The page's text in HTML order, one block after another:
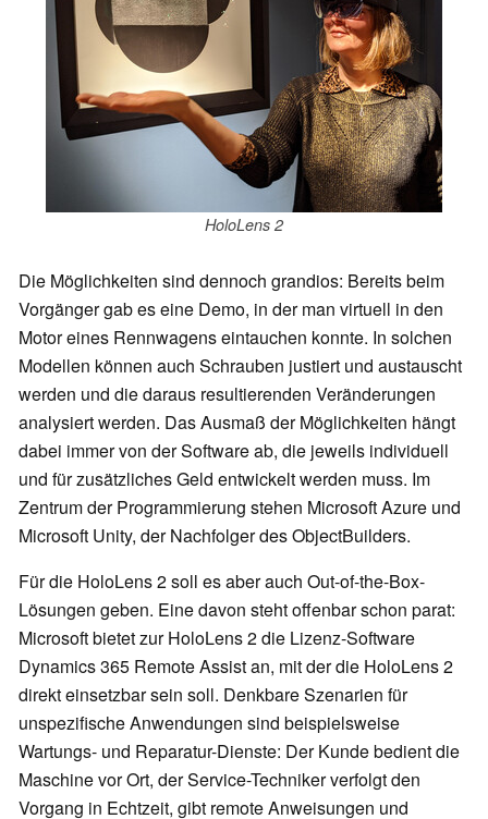
HoloLens 2
Die Möglichkeiten sind dennoch grandios: Bereits beim
Vorgänger gab es eine Demo, in der man virtuell in den
Motor eines Rennwagens eintauchen konnte. In solchen
Modellen können auch Schrauben justiert und austauscht
werden und die daraus resultierenden Veränderungen
analysiert werden. Das Ausmaß der Möglichkeiten hängt
dabei immer von der Software ab, die jeweils individuell
und für zusätzliches Geld entwickelt werden muss. Im
Zentrum der Programmierung stehen Microsoft Azure und
Microsoft Unity, der Nachfolger des ObjectBuilders.
Für die HoloLens 2 soll es aber auch Out-of-the-Box-
Lösungen geben. Eine davon steht offenbar schon parat:
Microsoft bietet zur HoloLens 2 die Lizenz-Software
Dynamics 365 Remote Assist an, mit der die HoloLens 2
direkt einsetzbar sein soll. Denkbare Szenarien für
unspezifische Anwendungen sind beispielsweise
Wartungs- und Reparatur-Dienste: Der Kunde bedient die
Maschine vor Ort, der Service-Techniker verfolgt den
Vorgang in Echtzeit, gibt remote Anweisungen und